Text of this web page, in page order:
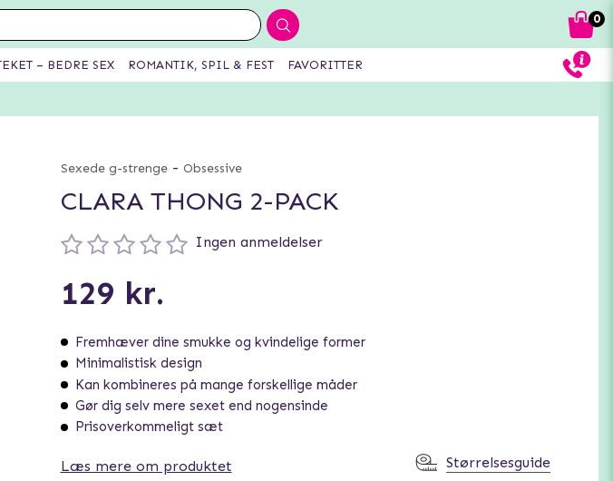
Sexede g-strenge - Obsessive
CLARA THONG 2-PACK
Ingen anmeldelser
129 kr.
Fremhæver dine smukke og kvindelige former
Minimalistisk design
Kan kombineres på mange forskellige måder
Gør dig selv mere sexet end nogensinde
Prisoverkommeligt sæt
Læs mere om produktet Størrelsesguide
0
– BEDRE SEX ROMANTIK, SPIL & FEST FAVORITTER